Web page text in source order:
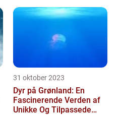
31 oktober 2023
Dyr på Grønland: En
Fascinerende Verden af
Unikke Og Tilpassede